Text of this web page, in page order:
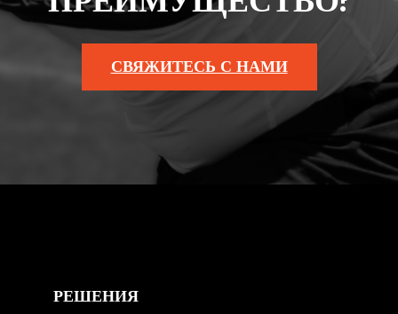
СВЯЖИТЕСЬ С НАМИ
РЕШЕНИЯ